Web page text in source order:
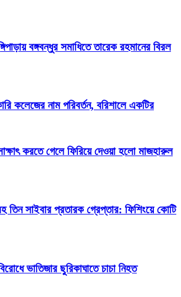
বঙ্গবন্ধুর সমাধিতে তারেক রহমানের বিরল
কলেজের নাম পরিবর্তন, বরিশালে একটির
করতে গেলে ফিরিয়ে দেওয়া হলো মাজহারুল
তিন সাইবার প্রতারক গ্রেপ্তার: ফিশিংয়ে কোটি
ভাতিজার ছুরিকাঘাতে চাচা নিহত